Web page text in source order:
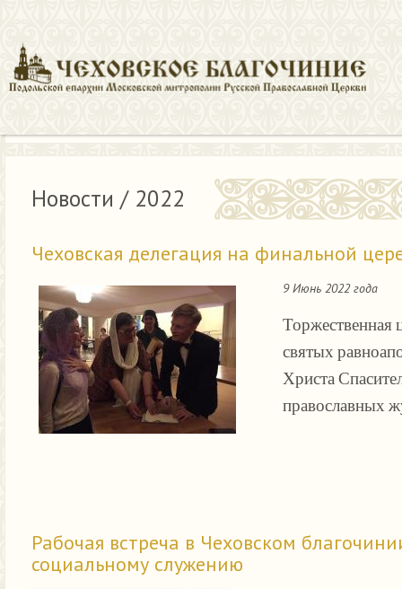
Новости / 2022
Чеховская делегация на финальной
9 Июнь 2022 года
Торжественная
святых
Христа
православных
Рабочая встреча в Чеховском
социальному служению